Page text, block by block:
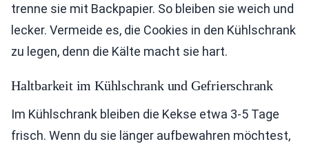
trenne sie mit Backpapier. So bleiben sie weich und
lecker. Vermeide es, die Cookies in den Kühlschrank
zu legen, denn die Kälte macht sie hart.
Haltbarkeit im Kühlschrank und Gefrierschrank
Im Kühlschrank bleiben die Kekse etwa 3-5 Tage
frisch. Wenn du sie länger aufbewahren möchtest,